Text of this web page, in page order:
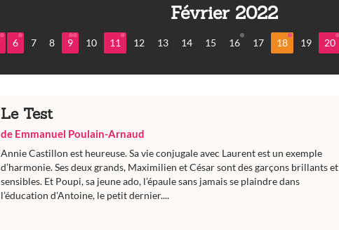
Février 2022
6 7 8 9 10 11 12 13 14 15 16 17 18 19 20
Le Test
de Emmanuel Poulain-Arnaud
Annie Castillon est heureuse. Sa vie conjugale avec Laurent est un exemple
d’harmonie. Ses deux grands, Maximilien et César sont des garçons brillants et
sensibles. Et Poupi, sa jeune ado, l’épaule sans jamais se plaindre dans
l’éducation d'Antoine, le petit dernier....